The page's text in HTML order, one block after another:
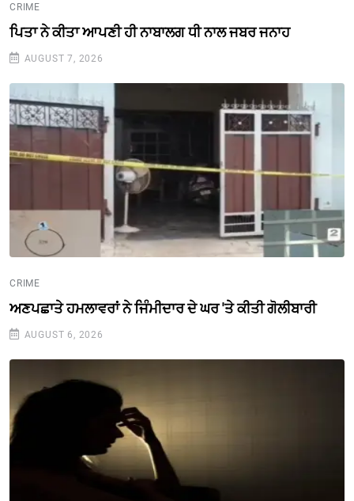
CRIME
ਪਿਤਾ ਨੇ ਕੀਤਾ ਆਪਣੀ ਹੀ ਨਾਬਾਲਗ ਧੀ ਨਾਲ ਜਬਰ ਜਨਾਹ
AUGUST 7, 2026
CRIME
ਅਣਪਛਾਤੇ ਹਮਲਾਵਰਾਂ ਨੇ ਜਿੰਮੀਦਾਰ ਦੇ ਘਰ 'ਤੇ ਕੀਤੀ ਗੋਲੀਬਾਰੀ
AUGUST 6, 2026